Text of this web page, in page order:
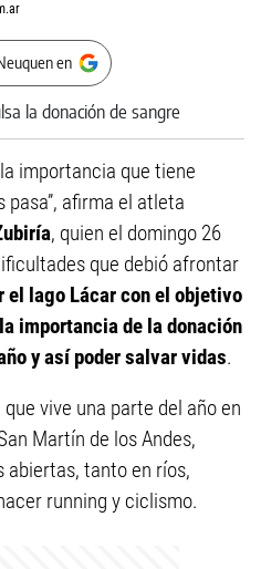
en
importancia que tiene
pasa”, afirma el atleta
, quien el domingo 26
que debió afrontar
el lago Lácar con el objetivo
importancia de la donación
y así poder salvar vidas.
vive una parte del año en
Martín de los Andes,
abiertas, tanto en ríos,
running y ciclismo.